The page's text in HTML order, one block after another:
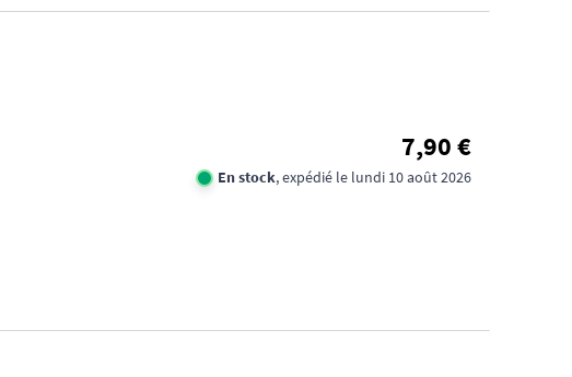
7,90 €
En stock, expédié le lundi 10 août 2026